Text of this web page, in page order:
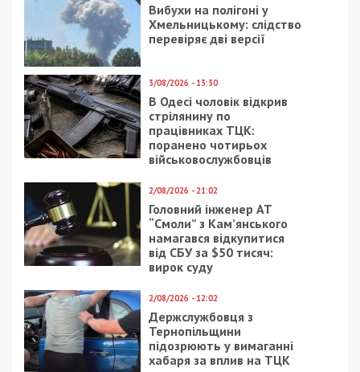
Вибухи на полігоні у
Хмельницькому: слідство
перевіряє дві версії
3/08/2026 - 13:30
В Одесі чоловік відкрив
стрілянину по
працівниках ТЦК:
поранено чотирьох
військовослужбовців
2/08/2026 - 21:02
Головний інженер АТ
“Смоли” з Кам’янського
намагався відкупитися
від СБУ за $50 тисяч:
вирок суду
2/08/2026 - 12:02
Держслужбовця з
Тернопільщини
підозрюють у вимаганні
хабаря за вплив на ТЦК